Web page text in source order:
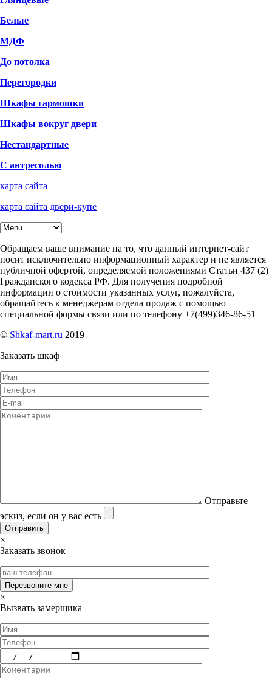
Белые
МДФ
До потолка
Перегородки
Шкафы гармошки
Шкафы вокруг двери
Нестандартные
С антресолью
карта сайта
карта сайта двери-купе
Обращаем ваше внимание на то, что данный интернет-сайт
носит исключительно информационный характер и не является
публичной офертой, определяемой положениями Статьи 437 (2)
Гражданского кодекса РФ. Для получения подробной
информации о стоимости указанных услуг, пожалуйста,
обращайтесь к менеджерам отдела продаж с помощью
специальной формы связи или по телефону +7(499)346-86-51
© Shkaf-mart.ru 2019
Заказать шкаф
Отправьте
эскиз, если он у вас есть
×
Заказать звонок
×
Вызвать замерщика